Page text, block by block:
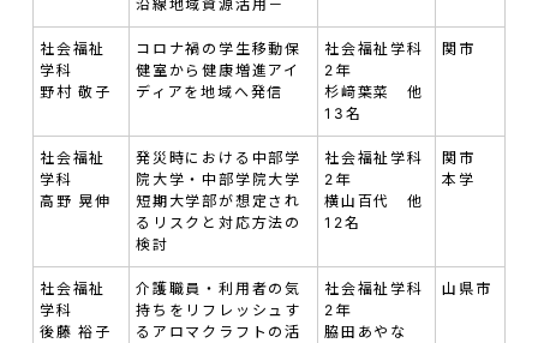
沿線地域資源活用－
社会福祉
学科
野村 敬子
コロナ禍の学生移動保
健室から健康増進アイ
ディアを地域へ発信
社会福祉学科
2年
杉﨑葉菜 他
13名
関市
社会福祉
学科
高野 晃伸
発災時における中部学
院大学・中部学院大学
短期大学部が想定され
るリスクと対応方法の
検討
社会福祉学科
2年
横山百代 他
12名
関市
本学
社会福祉
学科
後藤 裕子
介護職員・利用者の気
持ちをリフレッシュす
るアロマクラフトの活
社会福祉学科
2年
脇田あやな
山県市